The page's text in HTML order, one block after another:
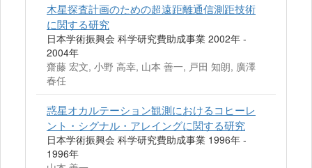
木星探査計画のための超遠距離通信測距技術
に関する研究
日本学術振興会 科学研究費助成事業 2002年 -
2004年
齋藤 宏文, 小野 高幸, 山本 善一, 戸田 知朗, 廣澤
春任
惑星オカルテーション観測におけるコヒーレ
ント・シグナル・アレイングに関する研究
日本学術振興会 科学研究費助成事業 1996年 -
1996年